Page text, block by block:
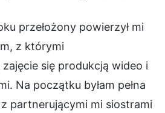
przełożony powierzył mi
z którymi
zajęcie się produkcją wideo i
Na początku byłam pełna
partnerującymi mi siostrami